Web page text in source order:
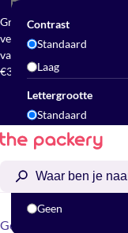
Gratis
verzending
vanaf
€300
Contrast
Standaard
Laag
Lettergrootte
Standaard
Groot
Geen
Geschenkverpakking